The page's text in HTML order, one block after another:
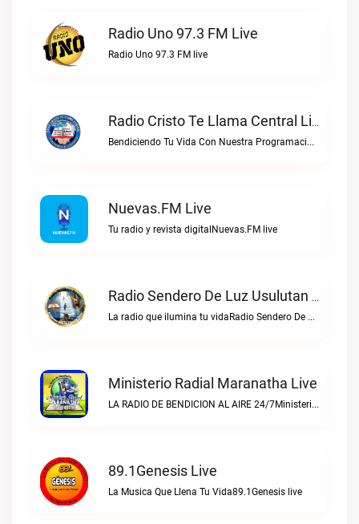
Radio Uno 97.3 FM Live
Radio Uno 97.3 FM live
Radio Cristo Te Llama Central Live
Bendiciendo Tu Vida Con Nuestra ProgramacionRadio Cristo Te Llama Central live
Nuevas.FM Live
Tu radio y revista digitalNuevas.FM live
Radio Sendero De Luz Usulutan Live
La radio que ilumina tu vidaRadio Sendero De Luz Usulutan live
Ministerio Radial Maranatha Live
LA RADIO DE BENDICION AL AIRE 24/7Ministerio Radial Maranatha live
89.1Genesis Live
La Musica Que Llena Tu Vida89.1Genesis live